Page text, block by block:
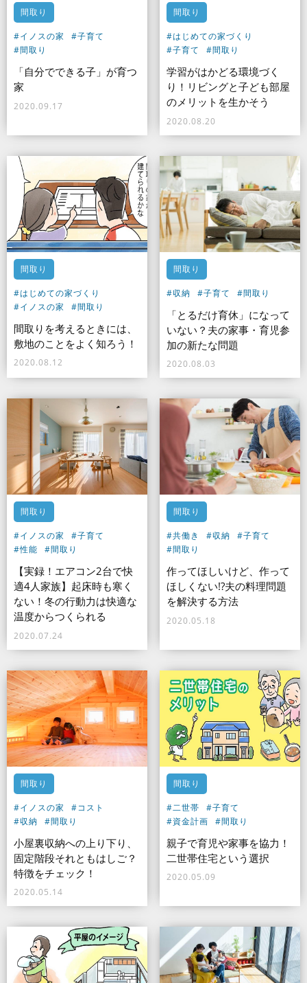
間取り
#イノスの家
#子育て
#間取り
「自分でできる子」が育つ
家
2020.09.17
間取り
#はじめての家づくり
#子育て
#間取り
学習がはかどる環境づく
り！リビングと子ども部屋
のメリットを生かそう
2020.08.20
間取り
#はじめての家づくり
#イノスの家
#間取り
間取りを考えるときには、
敷地のことをよく知ろう！
2020.08.12
間取り
#収納 #子育て #間取り
「とるだけ育休」になって
いない？夫の家事・育児参
加の新たな問題
2020.08.03
間取り
#イノスの家
#子育て
#性能
#間取り
【実録！エアコン2台で快
適4人家族】起床時も寒く
ない！冬の行動力は快適な
温度からつくられる
2020.07.24
間取り
#共働き #収納
#子育て
#間取り
作ってほしいけど、作って
ほしくない!?夫の料理問題
を解決する方法
2020.05.18
間取り
#イノスの家
#コスト
#収納
#間取り
小屋裏収納への上り下り、
固定階段それともはしご？
特徴をチェック！
2020.05.14
間取り
#二世帯
#子育て
#資金計画
#間取り
親子で育児や家事を協力！
二世帯住宅という選択
2020.05.09